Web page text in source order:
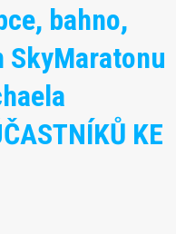
bahno,
SkyMaratonu
KE